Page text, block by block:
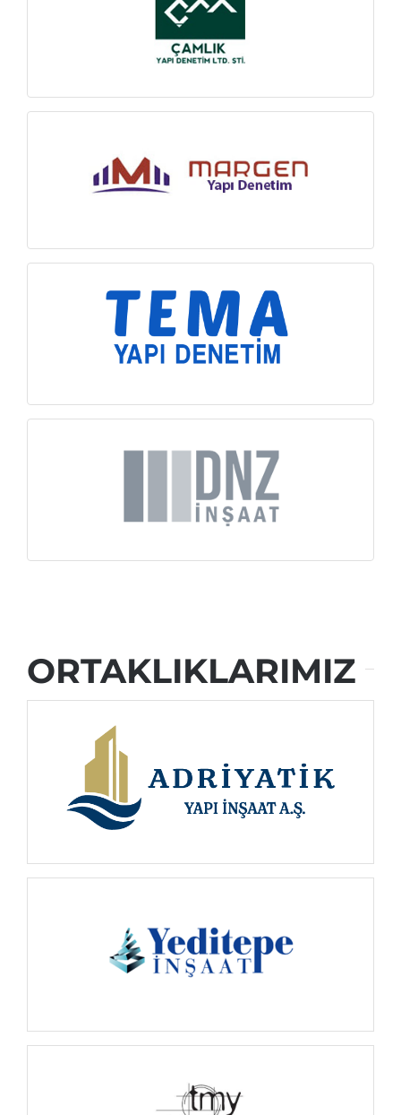
İNCELE
İNCELE
İNCELE
İNCELE
ORTAKLIKLARIMIZ
İNCELE
İNCELE